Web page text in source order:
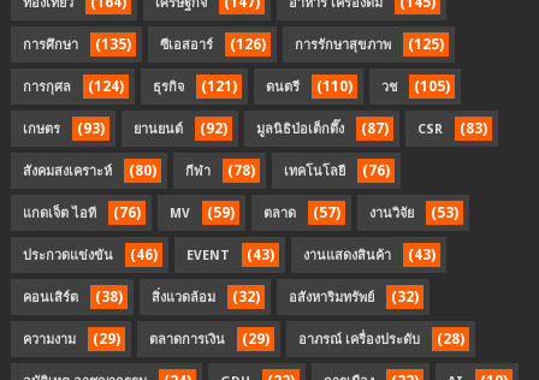
ท่องเที่ยว เศรษฐกิจ อาหาร เครื่องดื่ม
การศึกษา (135) ซีเอสอาร์ (126) การรักษาสุขภาพ (125)
การกุศล (124) ธุรกิจ (121) ดนตรี (110) วช (105)
เกษตร (93) ยานยนต์ (92) มูลนิธิป่อเต็กตึ๊ง (87) CSR (83)
สังคมสงเคราะห์ (80) กีฬา (78) เทคโนโลยี (76)
แกดเจ็ต ไอที (76) MV (59) ตลาด (57) งานวิจัย (53)
ประกวดแข่งขัน (46) EVENT (43) งานแสดงสินค้า (43)
คอนเสิร์ต (38) สิ่งแวดล้อม (32) อสังหาริมทรัพย์ (32)
ความงาม (29) ตลาดการเงิน (29) อาภรณ์ เครื่องประดับ (28)